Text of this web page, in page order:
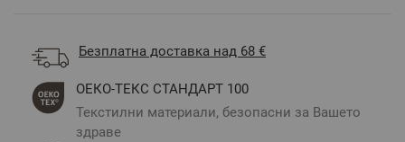
Безплатна доставка над 68 €
ОЕКО-ТЕКС СТАНДАРТ 100
Текстилни материали, безопасни за Вашето
здраве